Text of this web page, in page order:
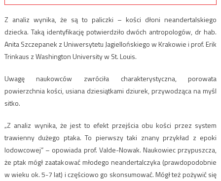
Z analiz wynika, że są to paliczki – kości dłoni neandertalskiego
dziecka. Taką identyfikację potwierdziło dwóch antropologów, dr hab.
Anita Szczepanek z Uniwersytetu Jagiellońskiego w Krakowie i prof. Erik
Trinkaus z Washington University w St. Louis.
Uwagę naukowców zwróciła charakterystyczna, porowata
powierzchnia kości, usiana dziesiątkami dziurek, przywodząca na myśl
sitko.
„Z analiz wynika, że jest to efekt przejścia obu kości przez system
trawienny dużego ptaka. To pierwszy taki znany przykład z epoki
lodowcowej” – opowiada prof. Valde-Nowak. Naukowiec przypuszcza,
że ptak mógł zaatakować młodego neandertalczyka (prawdopodobnie
w wieku ok. 5-7 lat) i częściowo go skonsumować. Mógł też pożywić się